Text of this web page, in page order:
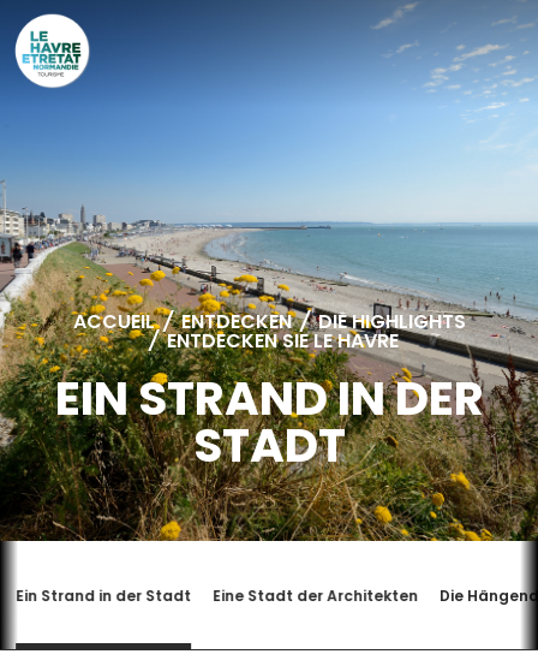
ACCUEIL / ENTDECKEN / DIE HIGHLIGHTS
/ ENTDECKEN SIE LE HAVRE
EIN STRAND IN DER
STADT
Ein Strand in der Stadt Eine Stadt der Architekten Die
Cookies management panel